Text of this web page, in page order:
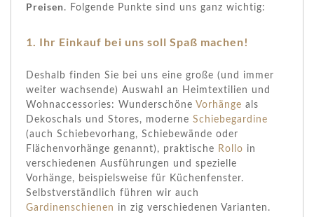
Preisen. Folgende Punkte sind uns ganz wichtig:
1. Ihr Einkauf bei uns soll Spaß machen!
Deshalb finden Sie bei uns eine große (und immer
weiter wachsende) Auswahl an Heimtextilien und
Wohnaccessories: Wunderschöne Vorhänge als
Dekoschals und Stores, moderne Schiebegardine
(auch Schiebevorhang, Schiebewände oder
Flächenvorhänge genannt), praktische Rollo in
verschiedenen Ausführungen und spezielle
Vorhänge, beispielsweise für Küchenfenster.
Selbstverständlich führen wir auch
Gardinenschienen in zig verschiedenen Varianten.